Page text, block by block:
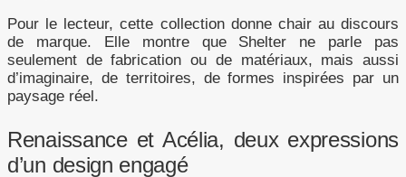
Pour le lecteur, cette collection donne chair au discours
de marque. Elle montre que Shelter ne parle pas
seulement de fabrication ou de matériaux, mais aussi
d’imaginaire, de territoires, de formes inspirées par un
paysage réel.
Renaissance et Acélia, deux expressions
d’un design engagé